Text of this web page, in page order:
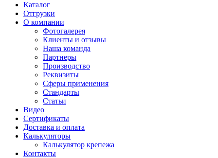
Каталог
Отгрузки
О компании
Фотогалерея
Клиенты и отзывы
Наша команда
Партнеры
Производство
Реквизиты
Сферы применения
Стандарты
Статьи
Видео
Сертификаты
Доставка и оплата
Калькуляторы
Калькулятор крепежа
Контакты